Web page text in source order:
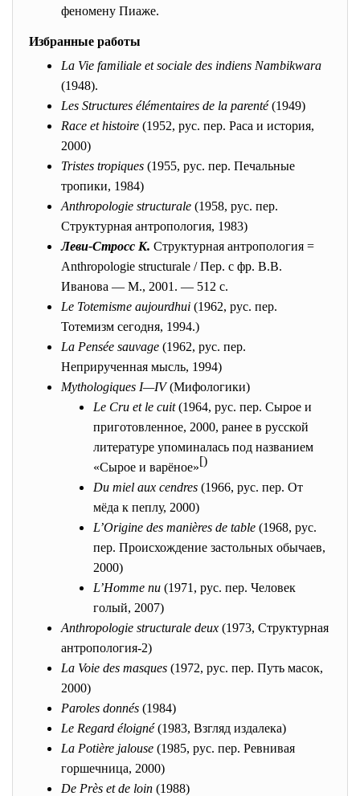
феномену Пиаже.
Избранные работы
La Vie familiale et sociale des indiens Nambikwara
(1948).
Les Structures élémentaires de la parenté(1949)
Race et histoire (1952, рус. пер. Раса и история,
2000)
Tristes tropiques (1955, рус. пер. Печальные
тропики, 1984)
Anthropologie structurale (1958, рус. пер.
Структурная антропология, 1983)
Леви-Стросс К. Структурная антропология =
Anthropologie structurale / Пер. с фр. В.В.
Иванова — М., 2001. — 512 с.
Le Totemisme aujourdhui (1962, рус. пер.
Тотемизм сегодня, 1994.)
La Pensée sauvage (1962, рус. пер.
Неприрученная мысль, 1994)
Mythologiques I—IV(Мифологики)
Le Cru et le cuit(1964, рус. пер. Сырое и
приготовленное, 2000, ранее в русской
литературе упоминалась под названием
«Сырое и варёное»[)
Du miel aux cendres (1966, рус. пер. От
мёда к пеплу, 2000)
L’Origine des manières de table (1968, рус.
пер. Происхождение застольных обычаев,
2000)
L’Homme nu (1971, рус. пер. Человек
голый, 2007)
Anthropologie structurale deux (1973, Структурная
антропология-2)
La Voie des masques (1972, рус. пер. Путь масок,
2000)
Paroles donnés (1984)
Le Regard éloigné(1983, Взгляд издалека)
La Potière jalouse (1985, рус. пер. Ревнивая
горшечница, 2000)
De Près et de loin (1988)